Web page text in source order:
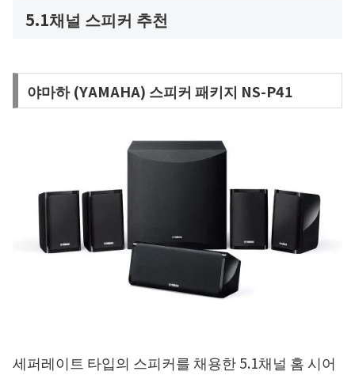
5.1채널 스피커 추천
야마하 (YAMAHA) 스피커 패키지 NS-P41
세퍼레이트 타입의 스피커를 채용한 5.1채널 홈 시어